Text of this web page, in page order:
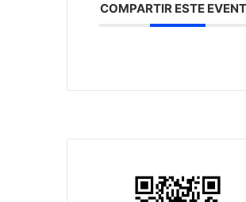
COMPARTIR ESTE